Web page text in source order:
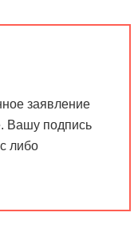
заявление
Вашу подпись
либо